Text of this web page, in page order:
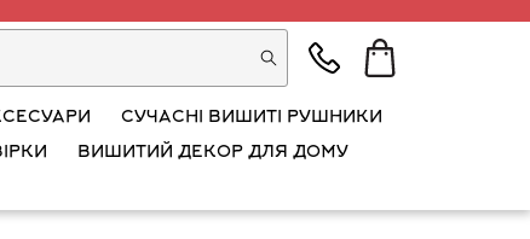
СУЧАСНІ ВИШИТІ РУШНИКИ
ВИШИТИЙ ДЕКОР ДЛЯ ДОМУ